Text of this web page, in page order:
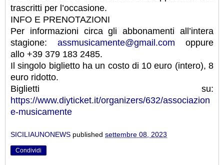
trascritti per l’occasione.
INFO E PRENOTAZIONI
Per informazioni circa gli abbonamenti all’intera
stagione: assmusicamente@gmail.com oppure
allo +39 379 183 2485.
Il singolo biglietto ha un costo di 10 euro (intero), 8
euro ridotto.
Biglietti su:
https://www.diyticket.it/organizers/632/associazion
e-musicamente
SICILIAUNONEWS published settembre 08, 2023
Condividi